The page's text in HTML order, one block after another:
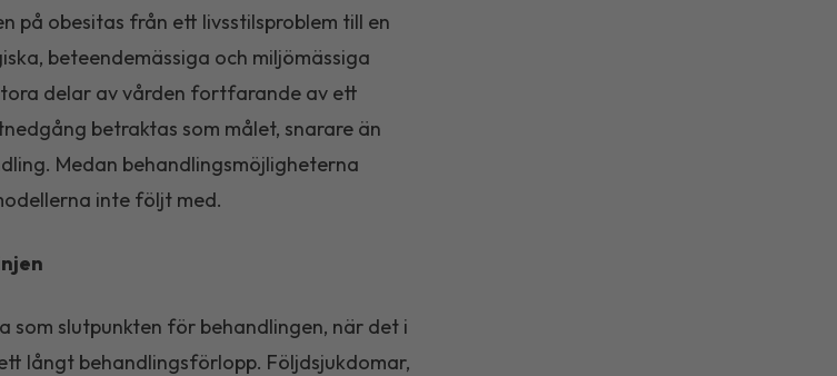
på obesitas från ett livsstilsproblem till en
beteendemässiga och miljömässiga
delar av vården fortfarande av ett
betraktas som målet, snarare än
Medan behandlingsmöjligheterna
inte följt med.
som slutpunkten för behandlingen, när det i
långt behandlingsförlopp. Följdsjukdomar,